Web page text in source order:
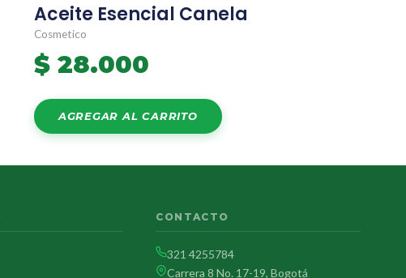
Aceite Esencial Canela
Cosmetico
$28.000
AGREGAR AL CARRITO
CONTACTO
321 4255784
Carrera 8 No. 17-19, Bogotá